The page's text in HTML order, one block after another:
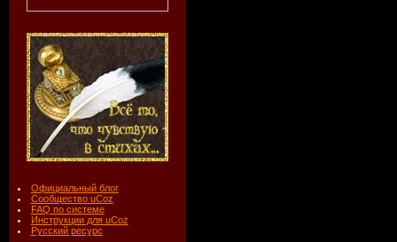
Официальный блог
Сообщество uCoz
FAQ по системе
Инструкции для uCoz
Русский ресурс